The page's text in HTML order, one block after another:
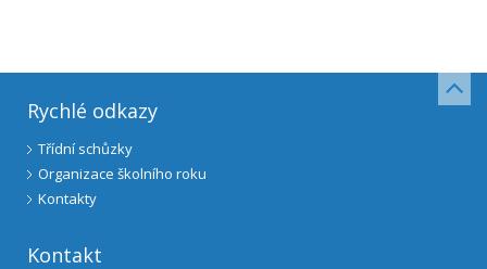
Rychlé odkazy
Třídní schůzky
Organizace školního roku
Kontakty
Kontakt